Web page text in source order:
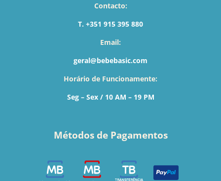
Contacto:
T. +351 915 395 880
Email:
geral@bebebasic.com
Horário de Funcionamente:
Seg – Sex / 10 AM – 19 PM
Métodos de Pagamentos